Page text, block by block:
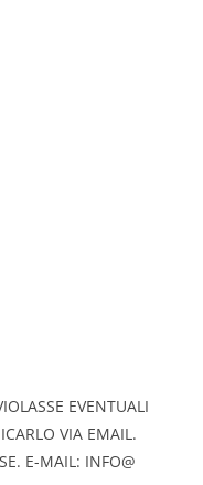
EVENTUALI
VIA EMAIL.
E-MAIL: INFO@